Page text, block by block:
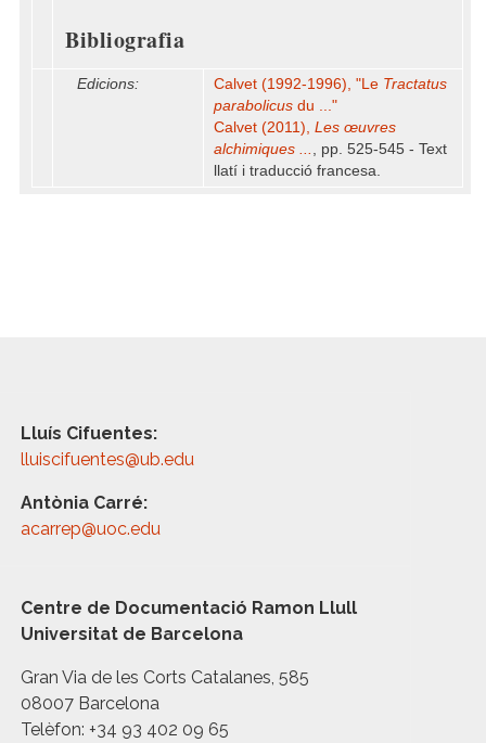
Bibliografia
Edicions: Calvet (1992-1996), "Le Tractatus
parabolicus du ..."
Calvet (2011), Les œuvres
alchimiques ... , pp. 525-545 - Text
llatí i traducció francesa.
Lluís Cifuentes:
lluiscifuentes@ub.edu
Antònia Carré:
acarrep@uoc.edu
Centre de Documentació Ramon Llull
Universitat de Barcelona
Gran Via de les Corts Catalanes, 585
08007 Barcelona
Telèfon: +34 93 402 09 65